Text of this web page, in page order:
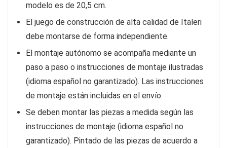
modelo es de 20,5 cm.
El juego de construcción de alta calidad de Italeri
debe montarse de forma independiente.
El montaje autónomo se acompaña mediante un
paso a paso o instrucciones de montaje ilustradas
(idioma español no garantizado). Las instrucciones
de montaje están incluidas en el envío.
Se deben montar las piezas a medida según las
instrucciones de montaje (idioma español no
garantizado). Pintado de las piezas de acuerdo a